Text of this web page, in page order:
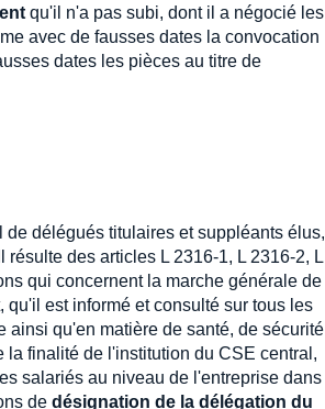
qu'il n'a pas subi, dont il a négocié les
avec de fausses dates la convocation
dates les pièces au titre de
délégués titulaires et suppléants élus,
des articles L 2316-1, L 2316-2, L
qui concernent la marche générale de
est informé et consulté sur tous les
ainsi qu'en matière de santé, de sécurité
la finalité de l'institution du CSE central,
salariés au niveau de l'entreprise dans
de désignation de la délégation du